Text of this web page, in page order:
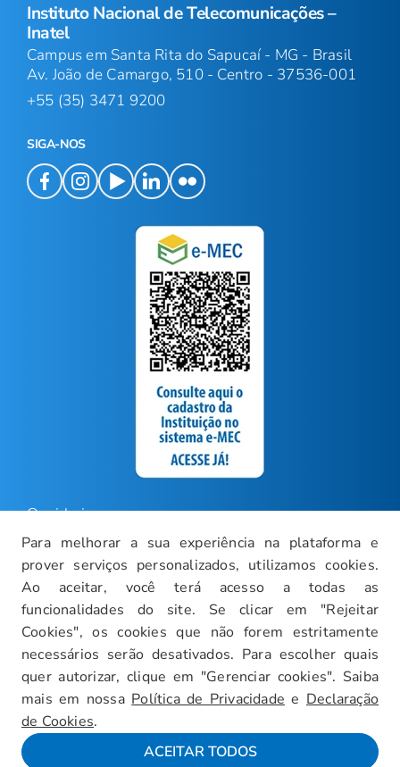
Para melhorar a sua experiência na plataforma e
prover serviços personalizados, utilizamos cookies.
Ao aceitar, você terá acesso a todas as
funcionalidades do site. Se clicar em "Rejeitar
Cookies", os cookies que não forem estritamente
necessários serão desativados. Para escolher quais
quer autorizar, clique em "Gerenciar cookies". Saiba
mais em nossa Política de Privacidade e Declaração
de Cookies.
ACEITAR TODOS
Instituto Nacional de Telecomunicações –
Inatel
Campus em Santa Rita do Sapucaí - MG - Brasil
Av. João de Camargo, 510 - Centro - 37536-001
+55 (35) 3471 9200
SIGA-NOS
Ouvidoria
Carreiras
Intranet
Política de Privacidade
Documentos Institucionais
Faça um Tour Virtual
Blog
Mapa do Site